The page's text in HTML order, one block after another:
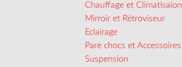
Chauffage et Climatisaion
Mirroir et Rétroviseur
Eclairage
Pare chocs et Accessoires
Suspension